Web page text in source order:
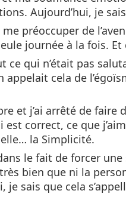
Aujourd’hui, je
préoccuper de
journée à la fois.
ce qui n’était pas
cela de
et j’ai arrêté de
est correct, ce que
la Simplicité.
le fait de forcer
bien que ni la
je sais que cela